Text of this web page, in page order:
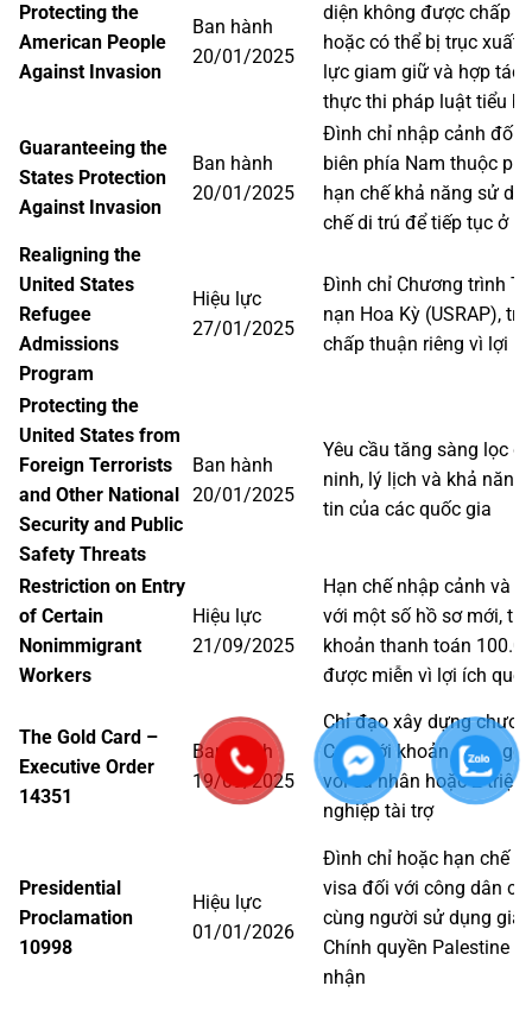
Protecting the
American People
Against Invasion
Ban hành
20/01/2025
diện không được chấp
hoặc có thể bị trục xuất;
lực giam giữ và hợp tác
thực thi pháp luật tiểu
Guaranteeing the
States Protection
Against Invasion
Ban hành
20/01/2025
Đình chỉ nhập cảnh đối
biên phía Nam thuộc
hạn chế khả năng sử
chế di trú để tiếp tục ở
Realigning the
United States
Refugee
Admissions
Program
Hiệu lực
27/01/2025
Đình chỉ Chương trình
nạn Hoa Kỳ (USRAP),
chấp thuận riêng vì lợi
Protecting the
United States from
Foreign Terrorists
and Other National
Security and Public
Safety Threats
Ban hành
20/01/2025
Yêu cầu tăng sàng lọc
ninh, lý lịch và khả năng
tin của các quốc gia
Restriction on Entry
of Certain
Nonimmigrant
Workers
Hiệu lực
21/09/2025
Hạn chế nhập cảnh và
với một số hồ sơ mới,
khoản thanh toán
được miễn vì lợi ích
The Gold Card –
Executive Order
14351
Ban hành
19/09/2025
Chỉ đạo xây dựng
Card với khoản đóng
với cá nhân hoặc 2 triệu
nghiệp tài trợ
Presidential
Proclamation
10998
Hiệu lực
01/01/2026
Đình chỉ hoặc hạn chế
visa đối với công dân
cùng người sử dụng
Chính quyền Palestine
nhận